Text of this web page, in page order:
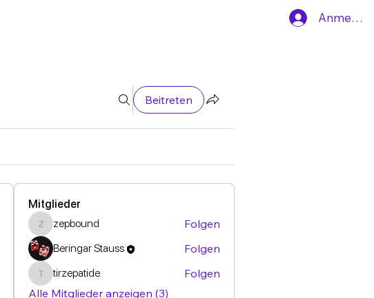
Beitreten
Mitglieder
zepbound
zepbound Folgen
Beringar Stauss Folgen
tirzepatide
tirzepatide
Folgen
Alle Mitglieder anzeigen (3)